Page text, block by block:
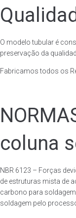
O modelo tubular é
preservação da
Fabricamos todos os
coluna
NBR 6123 – Forças
de estruturas mista de
carbono para
soldagem pelo